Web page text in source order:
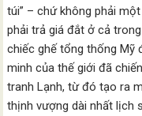
túi” – chứ không phải
phải trả giá đắt ở cả
chiếc ghế tổng thống Mỹ
minh của thế giới đã
tranh Lạnh, từ đó tạo ra
thịnh vượng dài nhất lịch